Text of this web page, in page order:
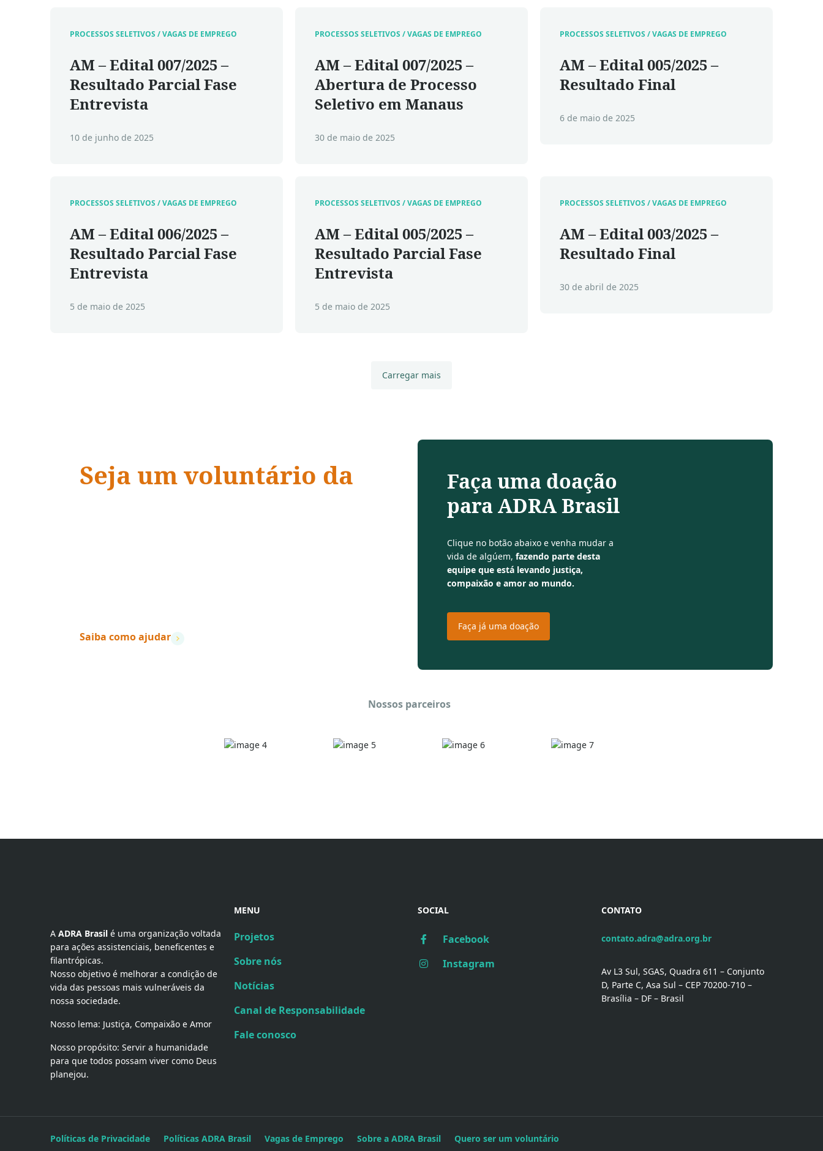
PROCESSOS SELETIVOS / VAGAS DE EMPREGO
AM – Edital 007/2025 –
Resultado Parcial Fase
Entrevista
10 de junho de 2025
PROCESSOS SELETIVOS / VAGAS DE EMPREGO
AM – Edital 007/2025 –
Abertura de Processo
Seletivo em Manaus
30 de maio de 2025
PROCESSOS SELETIVOS / VAGAS DE EMPREGO
AM – Edital 005/2025 –
Resultado Final
6 de maio de 2025
PROCESSOS SELETIVOS / VAGAS DE EMPREGO
AM – Edital 006/2025 –
Resultado Parcial Fase
Entrevista
5 de maio de 2025
PROCESSOS SELETIVOS / VAGAS DE EMPREGO
AM – Edital 005/2025 –
Resultado Parcial Fase
Entrevista
5 de maio de 2025
PROCESSOS SELETIVOS / VAGAS DE EMPREGO
AM – Edital 003/2025 –
Resultado Final
30 de abril de 2025
Carregar mais
Seja um voluntário da
Saiba como ajudar
Faça uma doação
para ADRA Brasil
Clique no botão abaixo e venha mudar a
vida de algúem, fazendo parte desta
equipe que está levando justiça,
compaixão e amor ao mundo.
Faça já uma doação
Nossos parceiros
A ADRA Brasil é uma organização voltada
para ações assistenciais, beneficentes e
filantrópicas.
Nosso objetivo é melhorar a condição de
vida das pessoas mais vulneráveis da
nossa sociedade.
Nosso lema: Justiça, Compaixão e Amor
Nosso propósito: Servir a humanidade
para que todos possam viver como Deus
planejou.
MENU
Projetos
Sobre nós
Notícias
Canal de Responsabilidade
Fale conosco
SOCIAL
Facebook
Instagram
CONTATO
contato.adra@adra.org.br
Av L3 Sul, SGAS, Quadra 611 – Conjunto
D, Parte C, Asa Sul – CEP 70200-710 –
Brasília – DF – Brasil
Políticas de Privacidade Políticas ADRA Brasil Vagas de Emprego Sobre a ADRA Brasil Quero ser um voluntário